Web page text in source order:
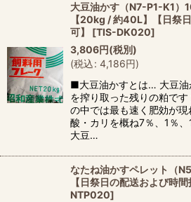
大豆油かす（N7-P1-K1）
【20kg / 約40L】【日祭
可】
[TIS-DK020]
3,806円(税別)
(税込: 4,186円)
■大豆油かすとは… 大豆油
を搾り取った残りの粕で
の中では最も速く肥効が
酸・カリを概ね7％、1％、
大豆…
なたね油かすペレット（
【日祭日の配送および時間
NTP020]